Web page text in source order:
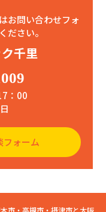
お問い合わせフォ
ださい。
千里
：00
フォーム
市・高槻市・摂津市と大阪